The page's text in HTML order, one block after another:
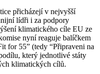
přicházejí v nejvyšší
lídři i za podpory
klimatického cíle EU ze
nyní reaguje balíčkem
for 55” (tedy “Připraveni na
který jednotlivé státy
klimatických cílů.